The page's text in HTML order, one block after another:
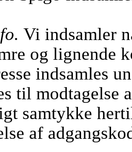
Vi indsamler
og lignende
indsamles
til modtagelse
samtykke
af